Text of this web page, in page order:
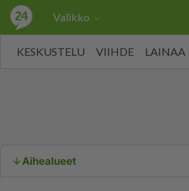
Valikko
KESKUSTELU VIIHDE LAINAA
Aihealueet